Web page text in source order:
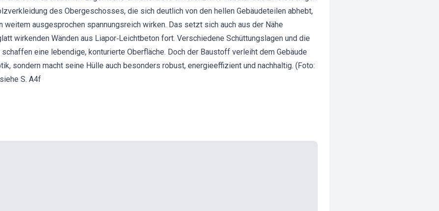
des Obergeschosses, die sich deutlich von den hellen Gebäudeteilen abhebt,
weitem ausgesprochen spannungsreich wirken. Das setzt sich auch aus der Nähe
wirkenden Wänden aus Liapor‐Leichtbeton fort. Verschiedene Schüttungslagen und die
eine lebendige, konturierte Oberfläche. Doch der Baustoff verleiht dem Gebäude
sondern macht seine Hülle auch besonders robust, energieeffizient und nachhaltig. (Foto:
S. A4f